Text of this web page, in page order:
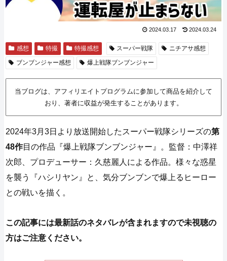
2024.03.17 2024.03.24
感想 特撮 特撮感想 スーパー戦隊
ニチアサ感想
ブンブンジャー感想
爆上戦隊ブンブンジャー
当ブログは、アフィリエイトプログラムに参加して商品を紹介して
おり、著者に収益が発生することがあります。
2024年3月3日より放送開始したスーパー戦隊シリーズの第
48作目の作品『爆上戦隊ブンブンジャー』。監督：中澤祥
次郎、プロデューサー：久慈麗人による作品。様々な惑星
を襲う『ハシリヤン』と、気分ブンブンで爆上るヒーロー
との戦いを描く。
この記事には最新話のネタバレが含まれますので未視聴の
方はご注意ください。